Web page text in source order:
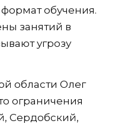
обучения.
занятий в
угрозу
области Олег
ограничения
Сердобский,